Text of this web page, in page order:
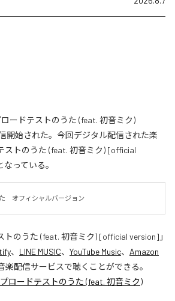
ロードテストのうた (feat. 初音ミク)
開始された。今回デジタル配信された楽
ストのうた (feat. 初音ミク) [official
っている。
　オフィシャルバージョン
トのうた (feat. 初音ミク) [official version] 」
、 LINE MUSIC、 YouTube Music、 Amazon
楽配信サービスで聴くことができる。
ロードテストのうた (feat. 初音ミク)